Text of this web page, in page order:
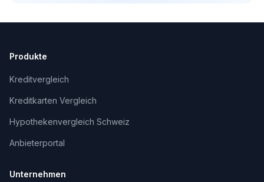
Produkte
Kreditvergleich
Kreditkarten Vergleich
Hypothekenvergleich Schweiz
Anbieterportal
Unternehmen